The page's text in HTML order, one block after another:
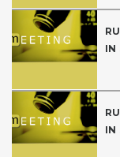
IN
IN